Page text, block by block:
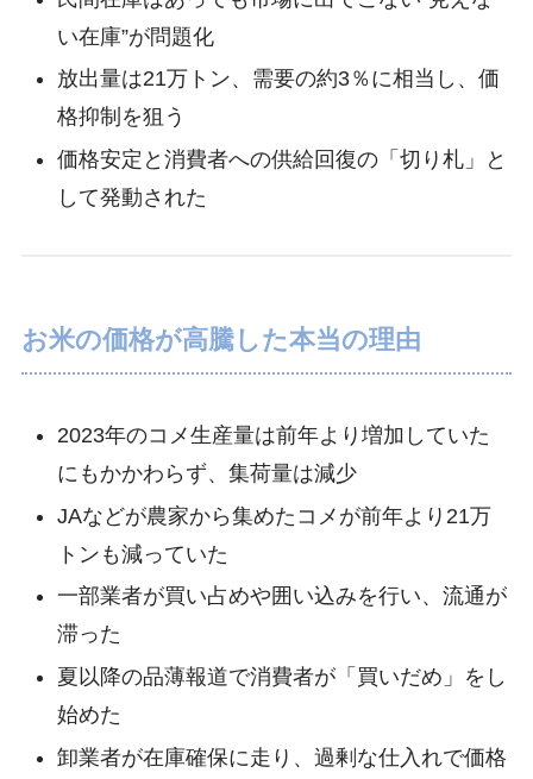
い在庫”が問題化
放出量は21万トン、需要の約3％に相当し、価
格抑制を狙う
価格安定と消費者への供給回復の「切り札」と
して発動された
お米の価格が高騰した本当の理由
2023年のコメ生産量は前年より増加していた
にもかかわらず、集荷量は減少
JAなどが農家から集めたコメが前年より21万
トンも減っていた
一部業者が買い占めや囲い込みを行い、流通が
滞った
夏以降の品薄報道で消費者が「買いだめ」をし
始めた
卸業者が在庫確保に走り、過剰な仕入れで価格